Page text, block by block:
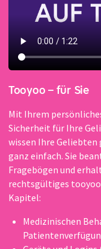
Tooyoo – für Sie
Mit Ihrem
Sicherheit für Ihre
wissen Ihre
ganz einfach. Sie
Fragebögen und
rechtsgültiges
Kapitel:
Medizinischen